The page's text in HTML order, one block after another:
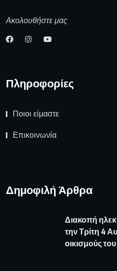
Ακολουθήστε μας
Πληροφορίες
Ποιοι είμαστε
Επικοινωνία
Δημοφιλή Άρθρα
Διακοπή
την Τρίτη 4
οικισμούς του